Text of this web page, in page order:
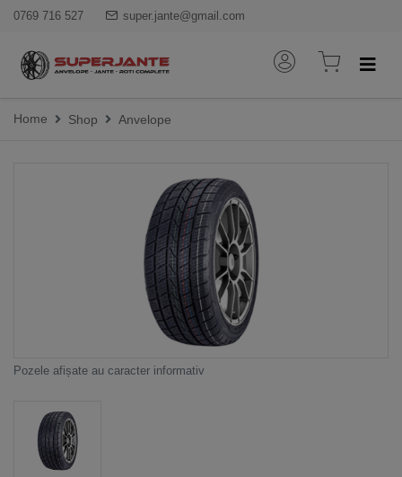
0769 716 527 super.jante@gmail.com
Home Shop Anvelope
Pozele afișate au caracter informativ